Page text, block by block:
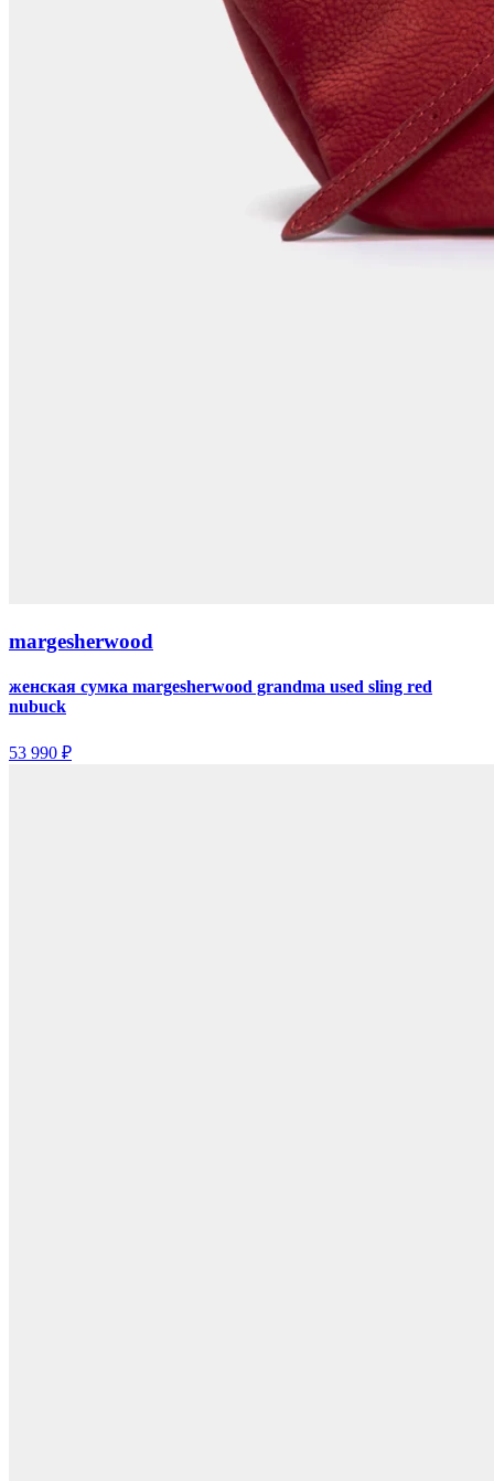
margesherwood
женская сумка margesherwood grandma used sling red
nubuck
53 990 ₽